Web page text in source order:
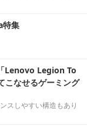
特集
Lenovo Legion To
なせるゲーミング
スしやすい構造もあり